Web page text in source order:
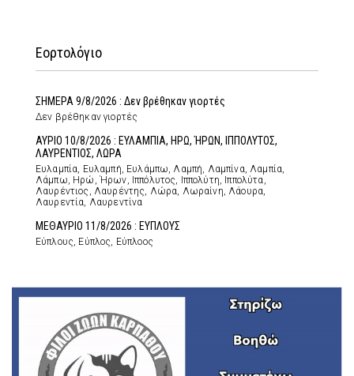
Εορτολόγιο
ΣΗΜΕΡΑ 9/8/2026 : Δεν βρέθηκαν γιορτές
Δεν βρέθηκαν γιορτές
ΑΥΡΙΟ 10/8/2026 : ΕΥΛΑΜΠΙΑ, ΗΡΩ, ΉΡΩΝ, ΙΠΠΟΛΥΤΟΣ,
ΛΑΥΡΕΝΤΙΟΣ, ΛΩΡΑ
Ευλαμπία, Ευλαμπή, Ευλάμπω, Λαμπή, Λαμπίνα, Λαμπία,
Λάμπω, Ηρώ, Ήρων, Ιππόλυτος, Ιππολύτη, Ιππολύτα,
Λαυρέντιος, Λαυρέντης, Λώρα, Λωραίνη, Λάουρα,
Λαυρεντία, Λαυρεντίνα
ΜΕΘΑΥΡΙΟ 11/8/2026 : ΕΥΠΛΟΥΣ
Εύπλους, Εύπλος, Εύπλοος